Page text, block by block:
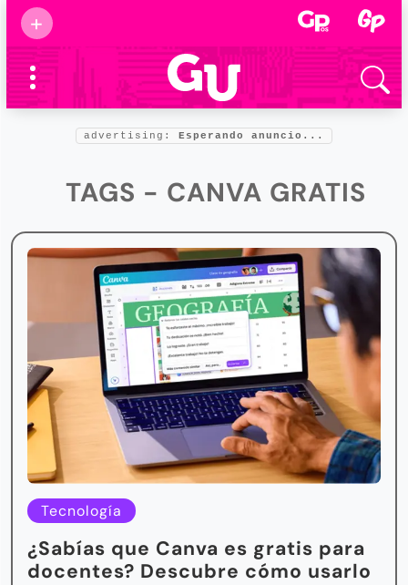
+
Supermamás
2025
Marcas de
confianza
Foro salud
advertising: Esperando anuncio...
TAGS - CANVA GRATIS
Tecnología
¿Sabías que Canva es gratis para
docentes? Descubre cómo usarlo